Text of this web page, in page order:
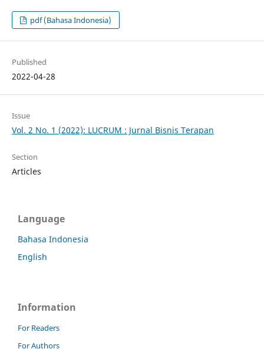
pdf (Bahasa Indonesia)
Published
2022-04-28
Issue
Vol. 2 No. 1 (2022): LUCRUM : Jurnal Bisnis Terapan
Section
Articles
Language
Bahasa Indonesia
English
Information
For Readers
For Authors